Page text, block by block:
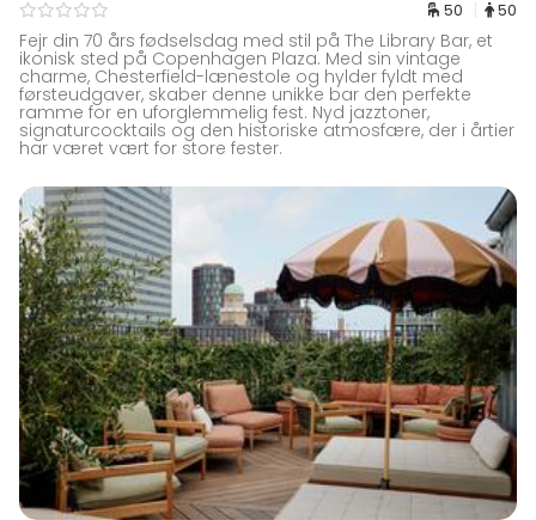
50 50
Fejr din 70 års fødselsdag med stil på The Library Bar, et
ikonisk sted på Copenhagen Plaza. Med sin vintage
charme, Chesterfield-lænestole og hylder fyldt med
førsteudgaver, skaber denne unikke bar den perfekte
ramme for en uforglemmelig fest. Nyd jazztoner,
signaturcocktails og den historiske atmosfære, der i årtier
har været vært for store fester.